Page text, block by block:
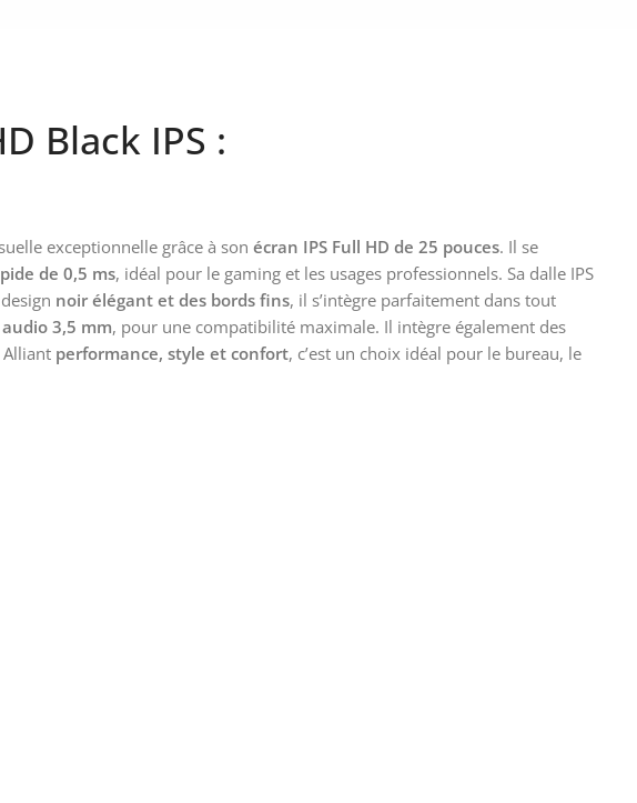
Black IPS :
exceptionnelle grâce à son écran IPS Full HD de 25 pouces. Il se
de 0,5 ms, idéal pour le gaming et les usages professionnels. Sa dalle IPS
noir élégant et des bords fins, il s’intègre parfaitement dans tout
3,5 mm, pour une compatibilité maximale. Il intègre également des
performance, style et confort, c’est un choix idéal pour le bureau, le